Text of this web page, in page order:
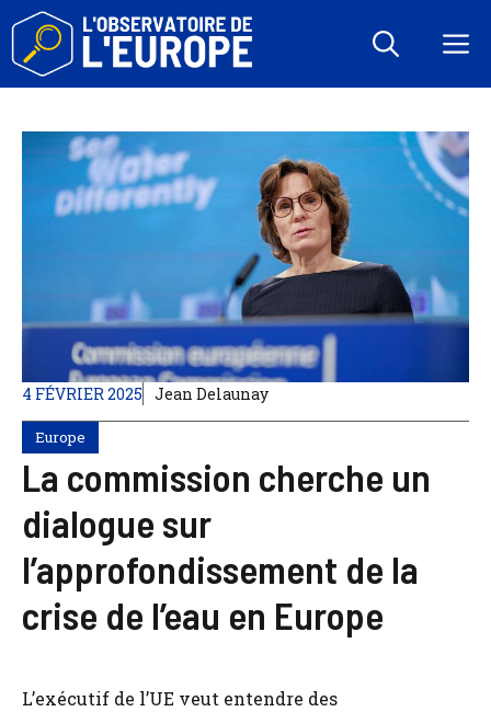
Aller
contenu
4 FÉVRIER 2025 Jean Delaunay
Europe
La commission cherche un
dialogue sur
l’approfondissement de la
crise de l’eau en Europe
L’exécutif de l’UE veut entendre des